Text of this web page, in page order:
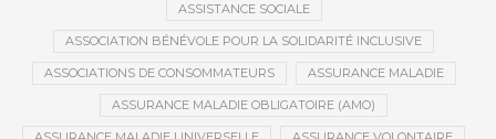
ASSISTANCE SOCIALE
ASSOCIATION BÉNÉVOLE POUR LA SOLIDARITÉ INCLUSIVE
ASSOCIATIONS DE CONSOMMATEURS ASSURANCE MALADIE
ASSURANCE MALADIE OBLIGATOIRE (AMO)